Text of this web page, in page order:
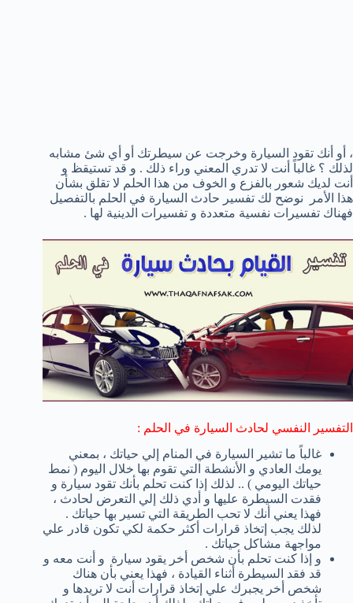
، أو أنك تقود السيارة وخرجت عن سيطرتك أو أي شئ مشابه
لذلك ؟ غالباً أنت لا تدري المعني وراء ذلك . و قد تستيقظ و
أنت لديك شعور بالفزع و الخوف من هذا الحلم لا تقلق بشأن
هذا الأمر نوضح لك تفسير حادث السيارة في الحلم بالتفصيل
فهناك تفسيرات نفسية متعددة و تفسيرات الدينية لها .
التفسير النفسي لحادث السيارة في الحلم :
غالباً ما تشير السيارة في المنام إلي حياتك ، بمعني
يومك العادي و الأنشطة التي تقوم بها خلال اليوم ( نمط
حياتك اليومي ) .. لذلك إذا كنت تحلم بأنك تقود سيارة و
فقدت السيطرة عليها و أدي ذلك إلي التعرض لحادث ،
فهذا يعني أنك لا تحب الطريقة التي تسير بها حياتك .
لذلك يجب إتخاذ قرارات أكثر حكمة لكي تكون قادر علي
مواجهة مشاكل حياتك .
و إذا كنت تحلم بأن شخص أخر يقود سيارة و أنت معه و
قد فقد السيطرة أثناء القيادة ، فهذا يعني بأن هناك
شخص أخر يجبرك علي إتخاذ قرارات أنت لا تريدها و